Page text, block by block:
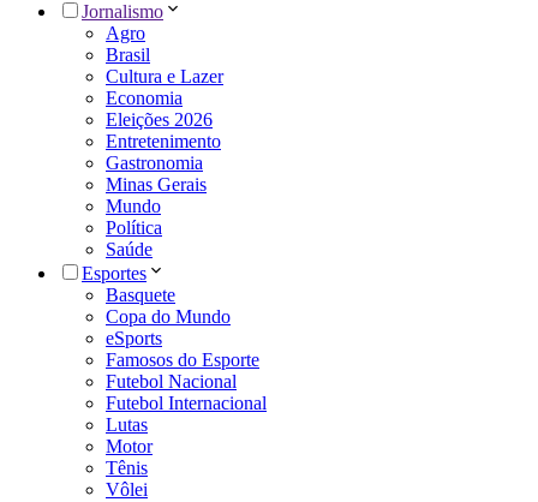
Jornalismo
Agro
Brasil
Cultura e Lazer
Economia
Eleições 2026
Entretenimento
Gastronomia
Minas Gerais
Mundo
Política
Saúde
Esportes
Basquete
Copa do Mundo
eSports
Famosos do Esporte
Futebol Nacional
Futebol Internacional
Lutas
Motor
Tênis
Vôlei